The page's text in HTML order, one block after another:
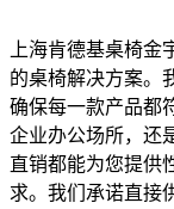
上海肯德基桌椅
的桌椅解决方案。
确保每一款产品都
企业办公场所，还
直销都能为您提供
求。我们承诺直接